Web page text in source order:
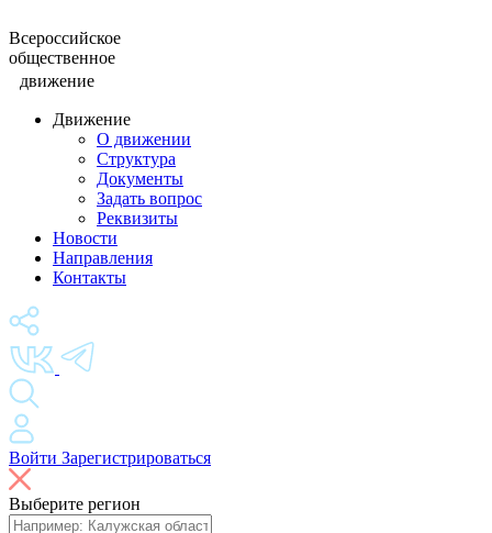
Всероссийское
общественное
движение
Движение
О движении
Структура
Документы
Задать вопрос
Реквизиты
Новости
Направления
Контакты
Войти Зарегистрироваться
Выберите регион